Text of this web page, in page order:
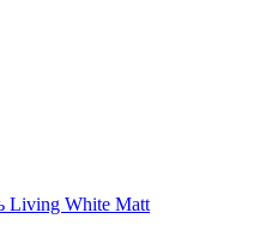
Living White Matt